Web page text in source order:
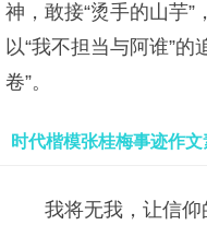
神，敢接“烫手的山芋”
以“我不担当与阿谁”
卷”。
时代楷模张桂梅事迹作文
我将无我，让信仰